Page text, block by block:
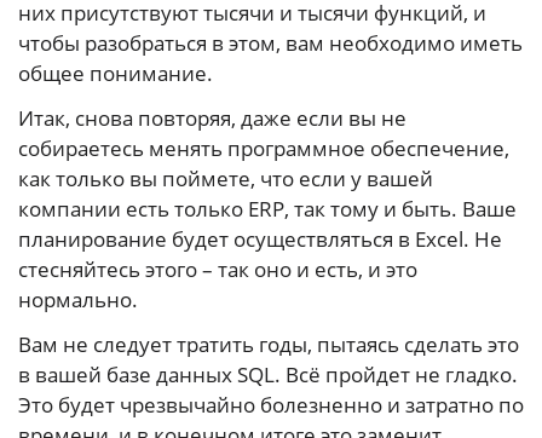
них присутствуют тысячи и тысячи функций, и
чтобы разобраться в этом, вам необходимо иметь
общее понимание.
Итак, снова повторяя, даже если вы не
собираетесь менять программное обеспечение,
как только вы поймете, что если у вашей
компании есть только ERP, так тому и быть. Ваше
планирование будет осуществляться в Excel. Не
стесняйтесь этого – так оно и есть, и это
нормально.
Вам не следует тратить годы, пытаясь сделать это
в вашей базе данных SQL. Всё пройдет не гладко.
Это будет чрезвычайно болезненно и затратно по